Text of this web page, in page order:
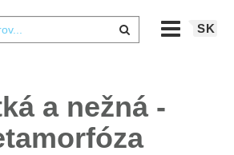
SK
a nežná -